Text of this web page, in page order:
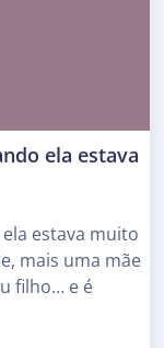
ela estava
estava muito
mais uma mãe
filho… e é